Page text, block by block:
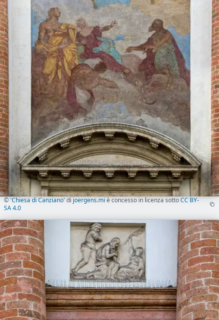
©'Chiesa di Canziano'dijoergens.miè concesso in licenza sottoCC BY-
SA 4.0